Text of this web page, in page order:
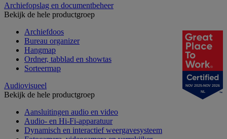
Archiefopslag en documentbeheer
Bekijk de hele productgroep
Archiefdoos
Bureau organizer
Hangmap
Ordner, tabblad en showtas
Sorteermap
Audiovisueel
Bekijk de hele productgroep
Aansluitingen audio en video
Audio- en Hi-Fi-apparatuur
Dynamisch en interactief weergavesysteem
NOV 2025-NOV 2026
NL